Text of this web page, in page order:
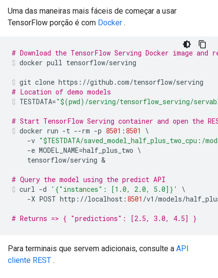
Uma das maneiras mais fáceis de começar a usar
TensorFlow porção é com Docker .
# Download the TensorFlow Serving Docker image and
docker pull tensorflow/serving
git clone https ://github .com/tensorflow/serving
# Location of demo models
TESTDATA="$(pwd)/serving/tensorflow_serving/
# Start TensorFlow Serving container and open the
docker run -t --rm -p 8501 : 8501
\
-v "$TESTDATA/saved_model_half_plus_two_cpu:/
-e MODEL_NAME=half_plus_two \
tensorflow/serving &
# Query the model using the predict API
curl -d '{"instances": [1.0, 2.0, 5.0]}'
\
-X POST http ://localhost : 8501 /v1 /models/
# Returns => { "predictions": [2.5, 3.0, 4.5] }
Para terminais que servem adicionais, consulte a API
cliente REST .